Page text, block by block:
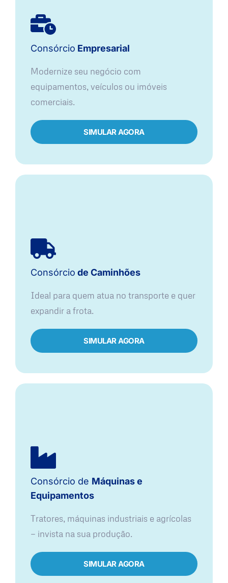
Consórcio Empresarial
Modernize seu negócio com
equipamentos, veículos ou imóveis
comerciais.
SIMULAR AGORA
Consórcio de Caminhões
Ideal para quem atua no transporte e quer
expandir a frota.
SIMULAR AGORA
Consórcio de Máquinas e
Equipamentos
Tratores, máquinas industriais e agrícolas
— invista na sua produção.
SIMULAR AGORA